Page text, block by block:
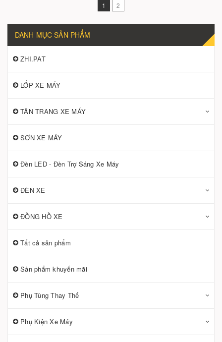
1 2
DANH MỤC SẢN PHẨM
ZHI.PAT
LỐP XE MÁY
TÂN TRANG XE MÁY
SƠN XE MÁY
Đèn LED - Đèn Trợ Sáng Xe Máy
ĐÈN XE
ĐỒNG HỒ XE
Tất cả sản phẩm
Sản phẩm khuyến mãi
Phụ Tùng Thay Thế
Phụ Kiện Xe Máy